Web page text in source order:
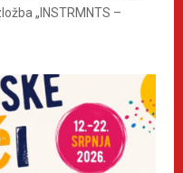
„INSTRMNTS –